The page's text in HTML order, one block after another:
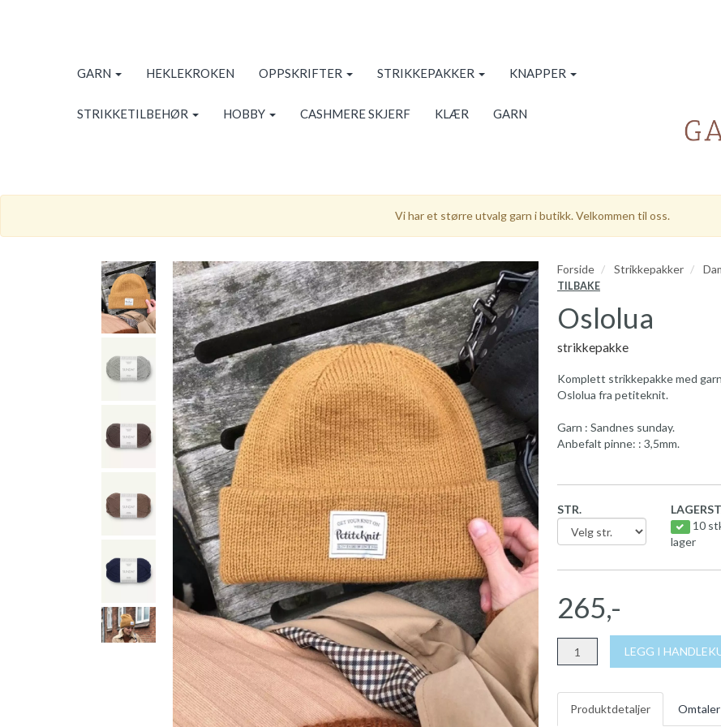
GARN HEKLEKROKEN OPPSKRIFTER STRIKKEPAKKER KNAPPER
STRIKKETILBEHØR HOBBY CASHMERE SKJERF KLÆR GARN
Vi har et større utvalg garn i butikk. Velkommen til oss.
Forside Strikkepakker
TILBAKE
Oslolua
strikkepakke
Komplett strikkepakke med
Oslolua fra petiteknit.
Garn : Sandnes sunday.
Anbefalt pinne: : 3,5mm.
STR.
10
lager
265,-
LEGG I
Produktdetaljer Omtaler